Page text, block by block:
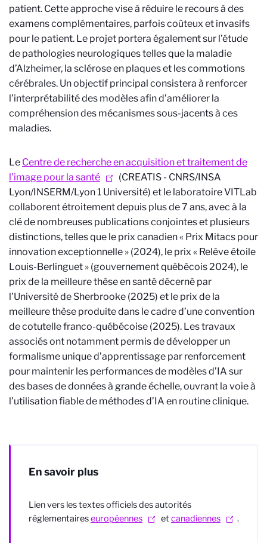
patient. Cette approche vise à réduire le recours à des
examens complémentaires, parfois coûteux et invasifs
pour le patient. Le projet portera également sur l’étude
de pathologies neurologiques telles que la maladie
d’Alzheimer, la sclérose en plaques et les commotions
cérébrales. Un objectif principal consistera à renforcer
l’interprétabilité des modèles afin d’améliorer la
compréhension des mécanismes sous-jacents à ces
maladies.
Le Centre de recherche en acquisition et traitement de
l'image pour la santé
(CREATIS - CNRS/INSA
Lyon/INSERM/Lyon 1 Université) et le laboratoire VITLab
collaborent étroitement depuis plus de 7 ans, avec à la
clé de nombreuses publications conjointes et plusieurs
distinctions, telles que le prix canadien « Prix Mitacs pour
innovation exceptionnelle » (2024), le prix « Relève étoile
Louis-Berlinguet » (gouvernement québécois 2024), le
prix de la meilleure thèse en santé décerné par
l’Université de Sherbrooke (2025) et le prix de la
meilleure thèse produite dans le cadre d’une convention
de cotutelle franco-québécoise (2025). Les travaux
associés ont notamment permis de développer un
formalisme unique d’apprentissage par renforcement
pour maintenir les performances de modèles d’IA sur
des bases de données à grande échelle, ouvrant la voie à
l’utilisation fiable de méthodes d’IA en routine clinique.
En savoir plus
Lien vers les textes officiels desautorités
réglementaireseuropéennes et canadiennes .